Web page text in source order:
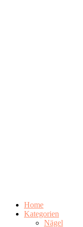
Home
Kategorien
Nägel